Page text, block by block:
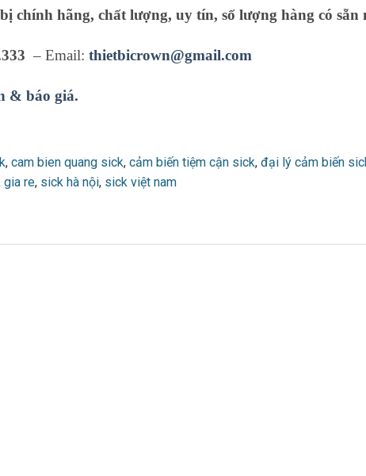
chính hãng, chất lượng, uy tín, số lượng hàng có sẵn
– Email: thietbicrown@gmail.com
& báo giá.
, cam bien quang sick, cảm biến tiệm cận sick, đại lý cảm biến
gia re, sick hà nội, sick việt nam